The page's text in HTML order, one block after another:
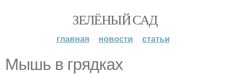
ЗЕЛЁНЫЙ САД
главная новости статьи
Мышь в грядках